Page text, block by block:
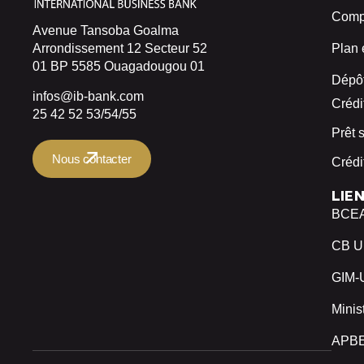
Avenue Tansoba Goalma
Arrondissement 12 Secteur 52
01 BP 5585 Ouagadougou 01
infos@ib-bank.com
25 42 52 53/54/55
Nous contacter
Plan
Prêt
CB
GIM-